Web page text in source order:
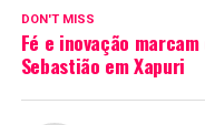
DON'T MISS
Fé e inovação
Sebastião em Xapuri